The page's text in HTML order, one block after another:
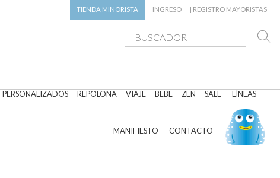
TIENDA MINORISTA INGRESO REGISTRO MAYORISTAS
PERSONALIZADOS REPOLONA VIAJE BEBE ZEN SALE LÍNEAS
MANIFIESTO CONTACTO